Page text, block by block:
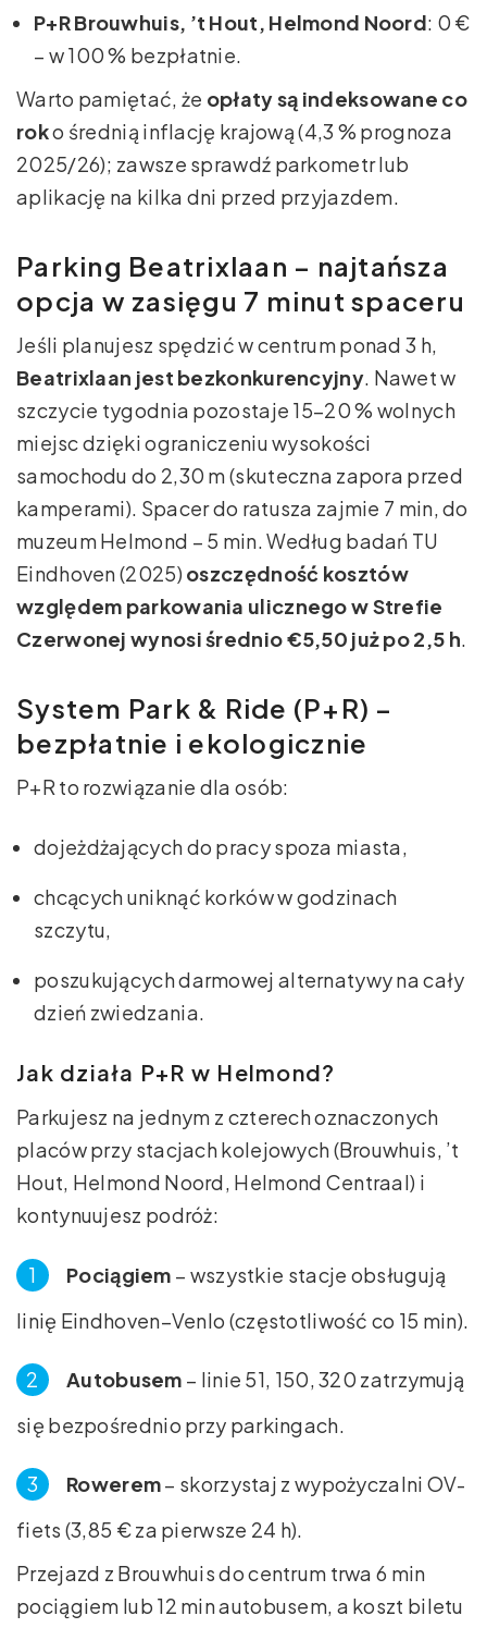
P+R Brouwhuis, ’t Hout, Helmond Noord: 0 €
– w 100 % bezpłatnie.
Warto pamiętać, że opłaty są indeksowane co
roko średnią inflację krajową (4,3 % prognoza
2025/26); zawsze sprawdź parkometr lub
aplikację na kilka dni przed przyjazdem.
Parking Beatrixlaan – najtańsza
opcja w zasięgu 7 minut spaceru
Jeśli planujesz spędzić w centrum ponad 3 h,
Beatrixlaan jest bezkonkurencyjny. Nawet w
szczycie tygodnia pozostaje 15–20 % wolnych
miejsc dzięki ograniczeniu wysokości
samochodu do 2,30 m (skuteczna zapora przed
kamperami). Spacer do ratusza zajmie 7 min, do
muzeum Helmond – 5 min. Według badań TU
Eindhoven (2025) oszczędność kosztów
względem parkowania ulicznego w Strefie
Czerwonej wynosi średnio €5,50 już po 2,5 h.
System Park & Ride (P+R) –
bezpłatnie i ekologicznie
P+R to rozwiązanie dla osób:
dojeżdżających do pracy spoza miasta,
chcących uniknąć korków w godzinach
szczytu,
poszukujących darmowej alternatywy na cały
dzień zwiedzania.
Jak działa P+R w Helmond?
Parkujesz na jednym z czterech oznaczonych
placów przy stacjach kolejowych (Brouwhuis, ’t
Hout, Helmond Noord, Helmond Centraal) i
kontynuujesz podróż:
Pociągiem – wszystkie stacje obsługują
linię Eindhoven–Venlo (częstotliwość co 15 min).
Autobusem – linie 51, 150, 320 zatrzymują
się bezpośrednio przy parkingach.
Rowerem– skorzystaj z wypożyczalni OV-
fiets (3,85 € za pierwsze 24 h).
Przejazd z Brouwhuis do centrum trwa 6 min
pociągiem lub 12 min autobusem, a koszt biletu